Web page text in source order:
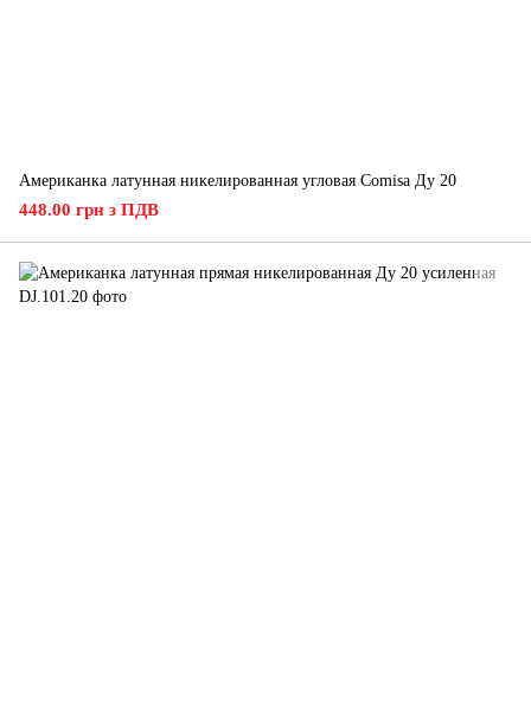
Американка латунная никелированная угловая Comisa Ду 20
448.00 грн з ПДВ